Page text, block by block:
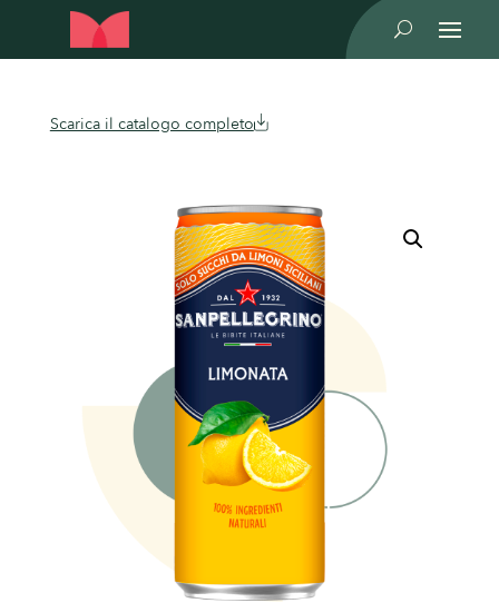
U
Scarica il catalogo completo